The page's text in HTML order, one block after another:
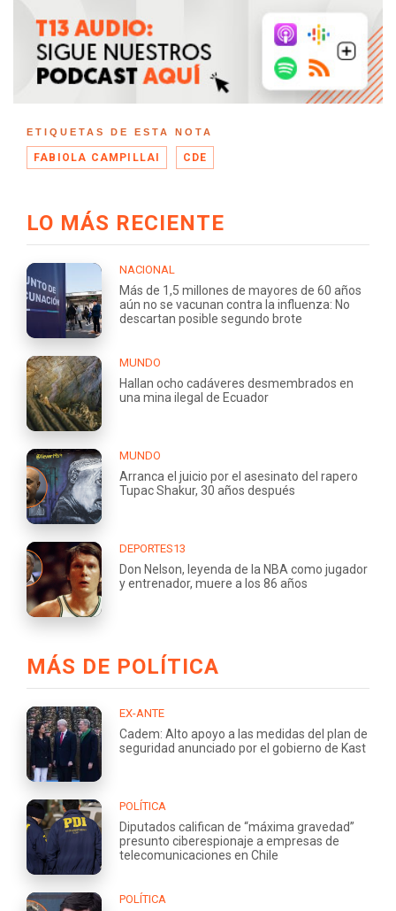
ETIQUETAS DE ESTA NOTA
FABIOLA CAMPILLAI CDE
LO MÁS RECIENTE
NACIONAL
Más de 1,5 millones de mayores de 60 años
aún no se vacunan contra la influenza: No
descartan posible segundo brote
MUNDO
Hallan ocho cadáveres desmembrados en
una mina ilegal de Ecuador
MUNDO
Arranca el juicio por el asesinato del rapero
Tupac Shakur, 30 años después
DEPORTES13
Don Nelson, leyenda de la NBA como jugador
y entrenador, muere a los 86 años
MÁS DE POLÍTICA
EX-ANTE
Cadem: Alto apoyo a las medidas del plan de
seguridad anunciado por el gobierno de Kast
POLÍTICA
Diputados califican de “máxima gravedad”
presunto ciberespionaje a empresas de
telecomunicaciones en Chile
POLÍTICA